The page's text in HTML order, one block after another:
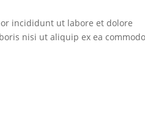
incididunt ut labore et dolore
nisi ut aliquip ex ea